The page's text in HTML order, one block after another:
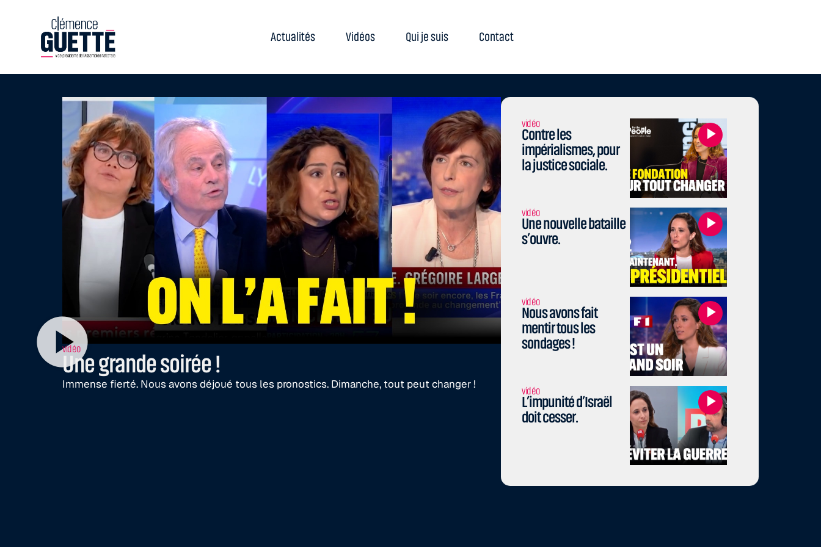
Actualités Vidéos Qui je suis Contact
vidéo
Une grande soirée !
Immense fierté. Nous avons déjoué tous les pronostics. Dimanche, tout peut changer !
vidéo
Contre les
impérialismes, pour
la justice sociale.
vidéo
Une nouvelle bataille
s’ouvre.
vidéo
Nous avons fait
mentir tous les
sondages !
vidéo
L’impunité d’Israël
doit cesser.